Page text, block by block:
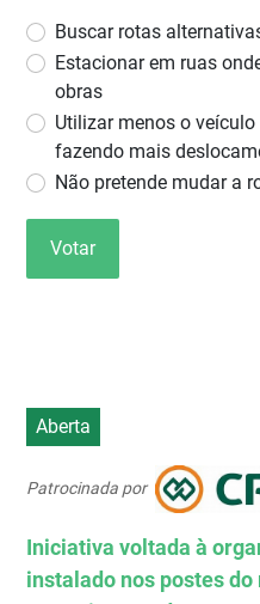
Buscar rotas
Estacionar em ruas
obras
Utilizar menos o
fazendo mais
⁠Não pretende mudar a
Votar
Aberta
Patrocinada por
Iniciativa voltada à
instalado nos postes